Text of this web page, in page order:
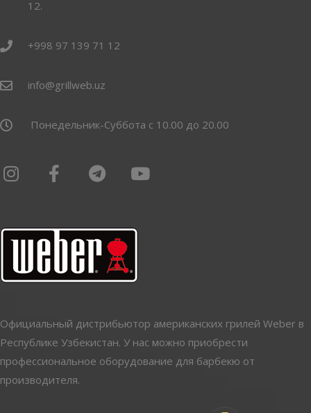
12.
+998 97 139 71 12
info@grillweb.uz
Понедельник-Суббота с 10.00 до 20.00
Официальный дистрибьютор американских грилей Weber в
Республике Узбекистан. У нас можно приобрести
профессиональное оборудование для барбекю от
производителя.